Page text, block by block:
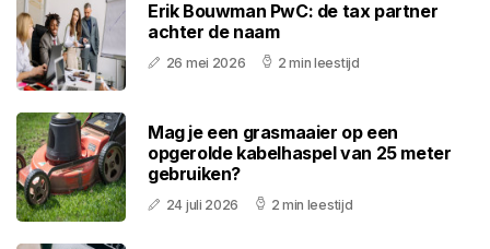
Erik Bouwman PwC: de tax partner
achter de naam
26 mei 2026 2 min leestijd
Mag je een grasmaaier op een
opgerolde kabelhaspel van 25 meter
gebruiken?
24 juli 2026 2 min leestijd